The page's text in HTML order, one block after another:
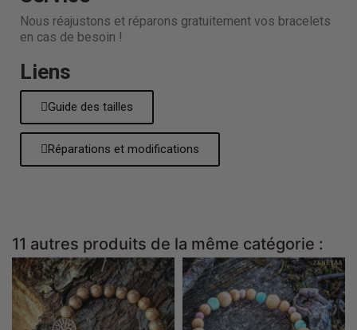
Nous réajustons et réparons gratuitement vos bracelets
en cas de besoin !
Liens
Guide des tailles
Réparations et modifications
11 autres produits de la même catégorie :